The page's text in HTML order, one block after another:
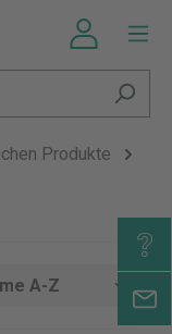
Produkte